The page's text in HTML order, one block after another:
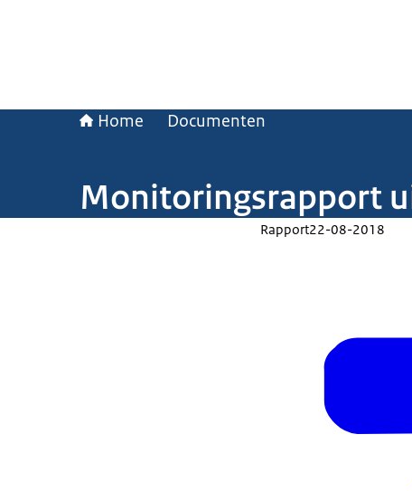
Home Documenten
Monitoringsrapport
Rapport22-08-2018